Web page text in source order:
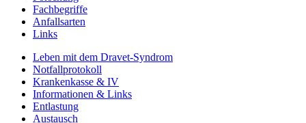
Fachbegriffe
Anfallsarten
Links
Leben mit dem Dravet-Syndrom
Notfallprotokoll
Krankenkasse & IV
Informationen & Links
Entlastung
Austausch